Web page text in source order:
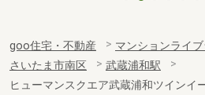
goo住宅・不動産 マンションライ
さいたま市南区
武蔵浦和駅
ヒューマンスクエア武蔵浦和ツインイ